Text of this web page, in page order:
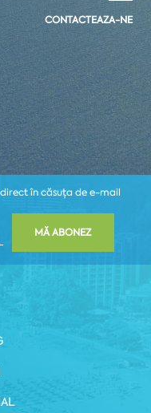
CONTACTEAZA-NE
în căsuța de e-mail
MĂ ABONEZ